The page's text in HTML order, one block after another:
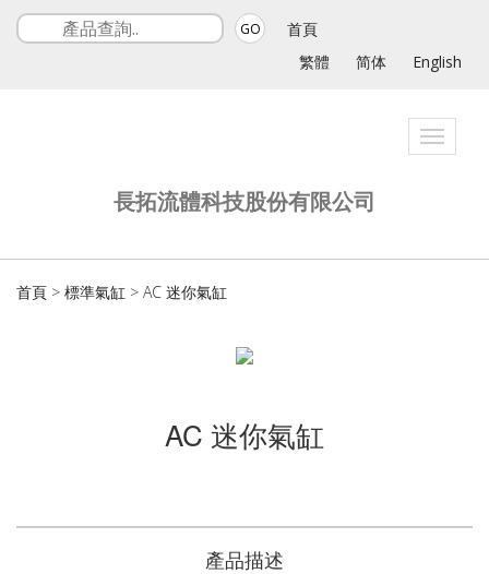
GO
首頁
繁體
简体 English
Toggle
長拓流體科技股份有限公司
首頁 > 標準氣缸 > AC 迷你氣缸
AC 迷你氣缸
產品描述